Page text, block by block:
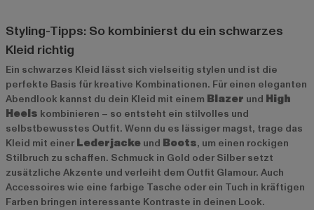
Styling-Tipps: So kombinierst du ein schwarzes
Kleid richtig
Ein schwarzes Kleid lässt sich vielseitig stylen und ist die
perfekte Basis für kreative Kombinationen. Für einen eleganten
Abendlook kannst du dein Kleid mit einem Blazer und High
Heels kombinieren – so entsteht ein stilvolles und
selbstbewusstes Outfit. Wenn du es lässiger magst, trage das
Kleid mit einer Lederjacke und Boots, um einen rockigen
Stilbruch zu schaffen. Schmuck in Gold oder Silber setzt
zusätzliche Akzente und verleiht dem Outfit Glamour. Auch
Accessoires wie eine farbige Tasche oder ein Tuch in kräftigen
Farben bringen interessante Kontraste in deinen Look.